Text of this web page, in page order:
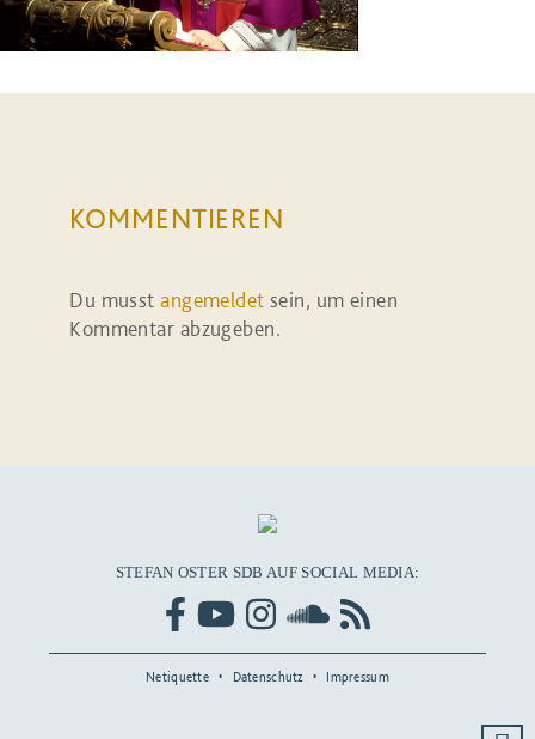
KOMMENTIEREN
Du musstangemeldet sein, um einen
Kommentar abzugeben.
STEFAN OSTER SDB AUF SOCIAL MEDIA:
Netiquette Datenschutz Impressum